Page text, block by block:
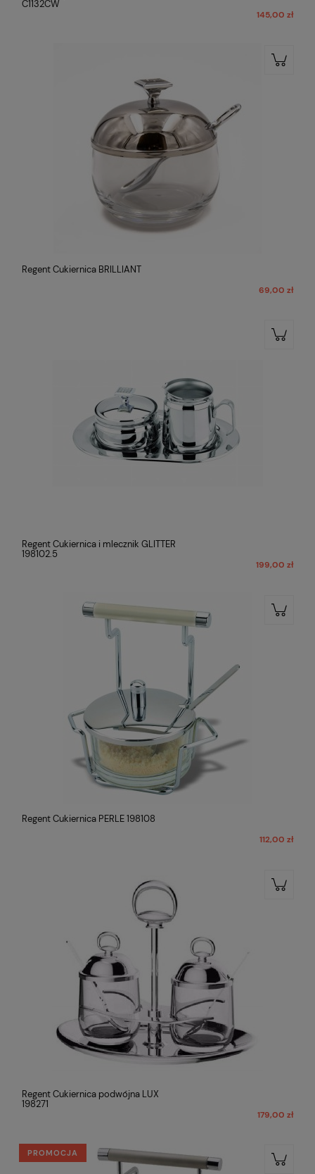
C1132CW
145,00 zł
Regent Cukiernica BRILLIANT
69,00 zł
Regent Cukiernica i mlecznik GLITTER
198102.5
199,00 zł
Regent Cukiernica PERLE 198108
112,00 zł
Regent Cukiernica podwójna LUX
198271
179,00 zł
PROMOCJA